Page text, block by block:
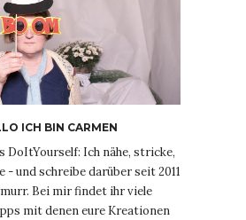
ICH BIN CARMEN
DoItYourself: Ich nähe, stricke,
- und schreibe darüber seit 2011
Bei mir findet ihr viele
mit denen eure Kreationen